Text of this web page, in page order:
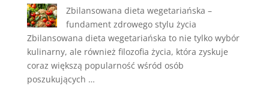
Zbilansowana dieta wegetariańska –
fundament zdrowego stylu życia
Zbilansowana dieta wegetariańska to nie tylko wybór
kulinarny, ale również filozofia życia, która zyskuje
coraz większą popularność wśród osób
poszukujących …